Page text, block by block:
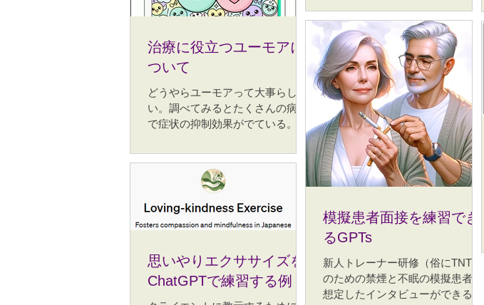
録画ができたので、この解説資料
を作ろう。 ３．逐語に解説も付け
てたら、途中でA4サイズで30枚を
超えてしまった。ホッチキスとま
るかな？ ４．これを自動的にダウ
ンロードできるようにするにはど
うしたらいいか？ ５．Kindleに登
録したらどうなるんだろう・・ア
レ？簡単にできちゃった ６．い
や、でも、紙の方がいいって人も
いるよね。。。紙の本ってどうや
ってつくるんだろう と、ここから
が大変でした。何度も何度も、背
表紙の幅で突き返されて。もっと
分厚くするために文字量を増やす
の倍の量の文字量にして出版にこ
ぎつけました。 そのうち、誤植や
書き足りないところを修正して第
これは、いわゆる瞑想そのものを
上手に行うための方法ではありま
せん。むしろ、瞑想が苦手な人、
内観や静座がしんどい人、抽象的
な教示が入りにくい人でも、日常
生活の中で使いやすいように作っ
た練習です。 もとになっているの
は、Loving-Kindness、つまり「相
手の幸せや安寧を願う」考え方で
す。ただし、宗教的な祈りとして
ではなく、注意の向け方を変える
ための小さなエクササイズとして
治療に役立つユーモアに
ついて
どうやらユーモアって大事らし
い。調べてみるとたくさんの病気
で症状の抑制効果がでている。 だ
からみんなも辛い顔、怯えた顔を
してないで、痩せ我慢の作り笑い
でもいいから、口角をあげてみよ
う。 あげてみたら、ふっと軽くな
るよ。いやー、そもそもずいぶん
長いこと、口角なんて上げる筋肉
使ったことがないという人もいる
ょう。そんなことをまとめた動画
です。 ユーモアの効果についての
まったりします。難儀なことだな
あと思いますので、そんな人のた
めのレクチャーをNotebookLMと
いっしょに作ってみました。ほぼ
完璧な日本語作成ができています
のでお楽しみください。 ★資料は
クライエントさんへの心理教育な
どお使いいただけますが、著作権
は放棄していません。 ”思考の檻
から「面倒くさい」で脱出する”と
いうテーマのインフォグラフィッ
クですが、 【音声解説】 と一緒に
い。 以下の３つのスライド資料と
２つの動画資料は、どれも同じテ
ーマで治療の強迫に陥ってしまい
がちな、治療の初心者ではなくあ
る程度長く治療を続けてきた中上
級者（？）向けとなります。どれ
思いやりエクササイズを
ChatGPTで練習する例
模擬患者面接を練習でき
るGPTs
新人トレーナー研修（俗にTNT）
のための禁煙と不眠の模擬患者を
想定したインタビューができる